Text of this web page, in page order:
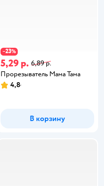
−23%
5,29 р. 6,89 р.
Прорезыватель Мама Тама
4,8
В корзину